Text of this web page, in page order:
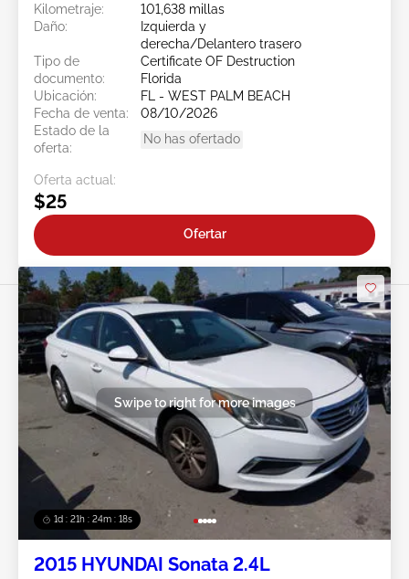
Kilometraje:
101,638 millas
Daño:
Izquierda y
derecha/Delantero trasero
Tipo de
documento:
Certificate OF Destruction
Florida
Ubicación:
FL - WEST PALM BEACH
Fecha de venta:
08/10/2026
Estado de la
oferta:
No has ofertado
Oferta actual:
$25
Ofertar
1d : 21h : 24m : 15s
Swipe to right for more images
2015 HYUNDAI Sonata 2.4L